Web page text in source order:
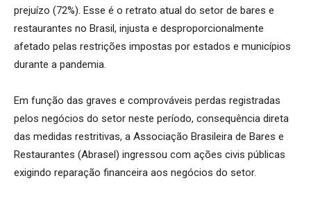
prejuízo (72%). Esse é o retrato atual do setor de bares e
restaurantes no Brasil, injusta e desproporcionalmente
afetado pelas restrições impostas por estados e municípios
durante a pandemia.
Em função das graves e comprováveis perdas registradas
pelos negócios do setor neste período, consequência direta
das medidas restritivas, a Associação Brasileira de Bares e
Restaurantes (Abrasel) ingressou com ações civis públicas
exigindo reparação financeira aos negócios do setor.